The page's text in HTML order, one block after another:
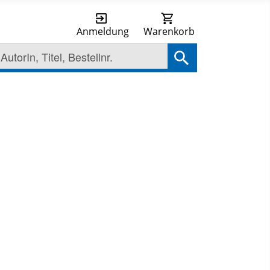
Anmeldung Warenkorb